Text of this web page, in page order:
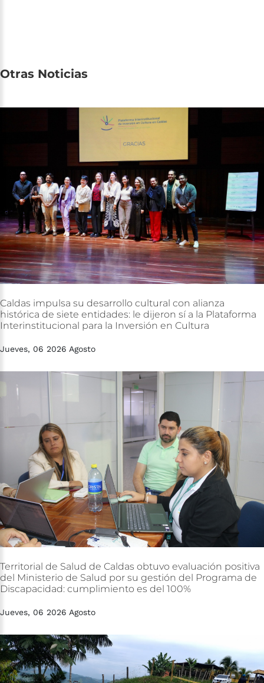
Otras Noticias
Caldas impulsa su desarrollo cultural con alianza
histórica de siete entidades: le dijeron sí a la Plataforma
Interinstitucional para la Inversión en Cultura
Jueves, 06 2026 Agosto
Territorial de Salud de Caldas obtuvo evaluación positiva
del Ministerio de Salud por su gestión del Programa de
Discapacidad: cumplimiento es del 100%
Jueves, 06 2026 Agosto